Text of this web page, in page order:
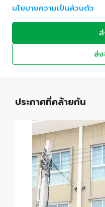
นโยบายความเป็นส่วนตัว
ส่
ประกาศที่คล้ายกัน